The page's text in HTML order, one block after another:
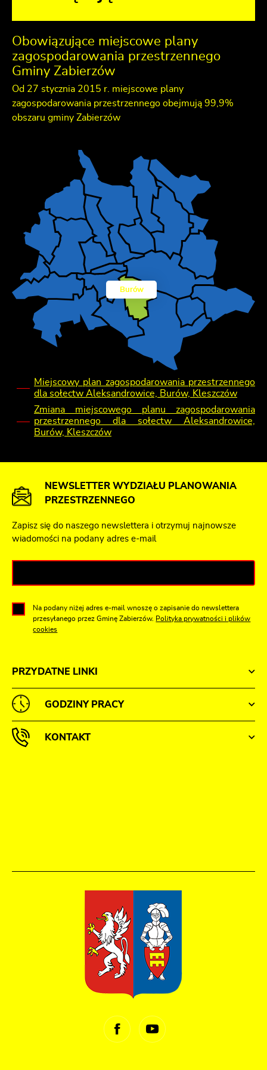
Obowiązujące miejscowe plany
zagospodarowania przestrzennego
Gminy Zabierzów
Od 27 stycznia 2015 r. miejscowe plany
zagospodarowania przestrzennego obejmują 99,9%
obszaru gminy Zabierzów
Burów
Miejscowy plan zagospodarowania przestrzennego
dla sołectw Aleksandrowice, Burów, Kleszczów
Zmiana miejscowego planu zagospodarowania
przestrzennego dla sołectw Aleksandrowice,
Burów, Kleszczów
PRZYDATNE LINKI
NEWSLETTER WYDZIAŁU PLANOWANIA
PRZESTRZENNEGO
Zapisz się do naszego newslettera i otrzymuj najnowsze
wiadomości na podany adres e-mail
Na podany niżej adres e-mail wnoszę o zapisanie do newslettera
przesyłanego przez Gminę Zabierzów. Polityka prywatności i plików
cookies
GODZINY PRACY
KONTAKT